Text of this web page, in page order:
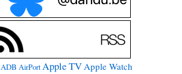
ADB AirPort Apple TVApple Watch